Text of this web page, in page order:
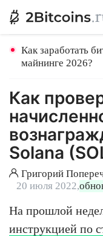
Как заработать
майнинге 2026?
Как
Solana
Григорий
20 июля 2022,
На прошлой
инструкцией по